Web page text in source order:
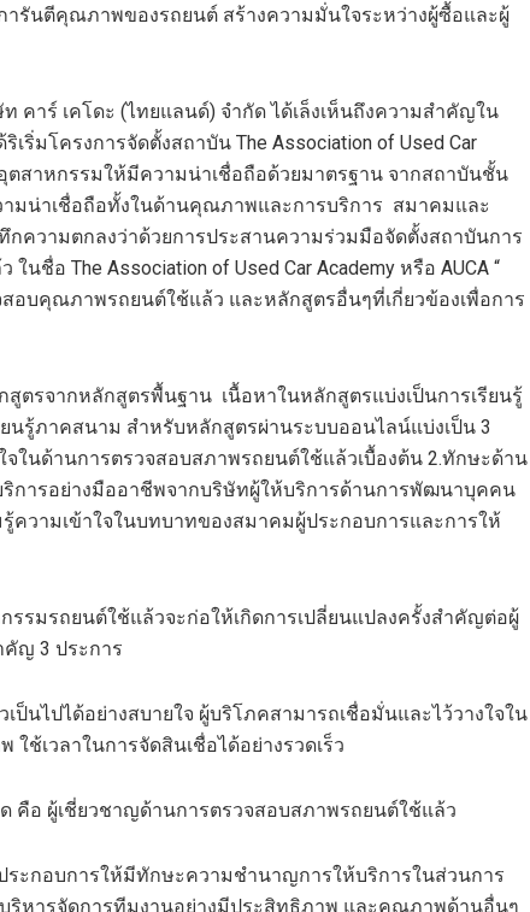
ารันตีคุณภาพของรถยนต์ สร้างความมั่นใจระหว่างผู้ซื้อและผู้
าร์ เคโดะ (ไทยแลนด์) จำกัด ได้เล็งเห็นถึงความสำคัญใน
ริ่มโครงการจัดตั้งสถาบัน The Association of Used Car
ตสาหกรรมให้มีความน่าเชื่อถือด้วยมาตรฐาน จากสถาบันชั้น
มน่าเชื่อถือทั้งในด้านคุณภาพและการบริการ สมาคมและ
ความตกลงว่าด้วยการประสานความร่วมมือจัดตั้งสถาบันการ
ชื่อ The Association of Used Car Academy หรือ AUCA “
อบคุณภาพรถยนต์ใช้แล้ว และหลักสูตรอื่นๆที่เกี่ยวข้องเพื่อการ
ตรจากหลักสูตรพื้นฐาน เนื้อหาในหลักสูตรแบ่งเป็นการเรียนรู้
นรู้ภาคสนาม สำหรับหลักสูตรผ่านระบบออนไลน์แบ่งเป็น 3
ในด้านการตรวจสอบสภาพรถยนต์ใช้แล้วเบื้องต้น 2.ทักษะด้าน
การอย่างมืออาชีพจากบริษัทผู้ให้บริการด้านการพัฒนาบุคคน
ความเข้าใจในบทบาทของสมาคมผู้ประกอบการและการให้
รมรถยนต์ใช้แล้วจะก่อให้เกิดการเปลี่ยนแปลงครั้งสำคัญต่อผู้
คัญ 3 ประการ
ป็นไปได้อย่างสบายใจ ผู้บริโภคสามารถเชื่อมั่นและไว้วางใจใน
เวลาในการจัดสินเชื่อได้อย่างรวดเร็ว
คือ ผู้เชี่ยวชาญด้านการตรวจสอบสภาพรถยนต์ใช้แล้ว
ระกอบการให้มีทักษะความชำนาญการให้บริการในส่วนการ
ริหารจัดการทีมงานอย่างมีประสิทธิภาพ และคุณภาพด้านอื่นๆ